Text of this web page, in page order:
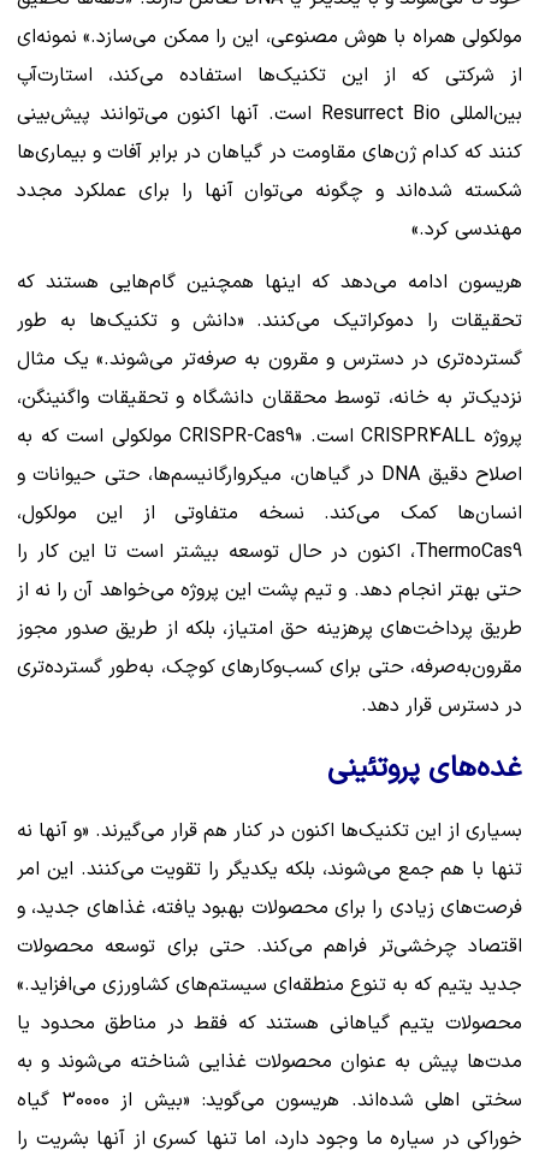
مولکولی همراه با هوش مصنوعی، این را ممکن می‌سازد.» نمونه‌ای
از شرکتی که از این تکنیک‌ها استفاده می‌کند، استارت‌آپ
بین‌المللی Resurrect Bio است. آنها اکنون می‌توانند پیش‌بینی
کنند که کدام ژن‌های مقاومت در گیاهان در برابر آفات و بیماری‌ها
شکسته شده‌اند و چگونه می‌توان آنها را برای عملکرد مجدد
مهندسی کرد.»
هریسون ادامه می‌دهد که اینها همچنین گام‌هایی هستند که
تحقیقات را دموکراتیک می‌کنند. «دانش و تکنیک‌ها به طور
گسترده‌تری در دسترس و مقرون به صرفه‌تر می‌شوند.» یک مثال
نزدیک‌تر به خانه، توسط محققان دانشگاه و تحقیقات واگنینگن،
پروژه CRISPR4ALL است. «CRISPR-Cas9 مولکولی است که به
اصلاح دقیق DNA در گیاهان، میکروارگانیسم‌ها، حتی حیوانات و
انسان‌ها کمک می‌کند. نسخه متفاوتی از این مولکول،
ThermoCas9، اکنون در حال توسعه بیشتر است تا این کار را
حتی بهتر انجام دهد. و تیم پشت این پروژه می‌خواهد آن را نه از
طریق پرداخت‌های پرهزینه حق امتیاز، بلکه از طریق صدور مجوز
مقرون‌به‌صرفه، حتی برای کسب‌وکارهای کوچک، به‌طور گسترده‌تری
در دسترس قرار دهد.
غده‌های پروتئینی
بسیاری از این تکنیک‌ها اکنون در کنار هم قرار می‌گیرند. «و آنها نه
تنها با هم جمع می‌شوند، بلکه یکدیگر را تقویت می‌کنند. این امر
فرصت‌های زیادی را برای محصولات بهبود یافته، غذاهای جدید، و
اقتصاد چرخشی‌تر فراهم می‌کند. حتی برای توسعه محصولات
جدید یتیم که به تنوع منطقه‌ای سیستم‌های کشاورزی می‌افزاید.»
محصولات یتیم گیاهانی هستند که فقط در مناطق محدود یا
مدت‌ها پیش به عنوان محصولات غذایی شناخته می‌شوند و به
سختی اهلی شده‌اند. هریسون می‌گوید: «بیش از 30000 گیاه
خوراکی در سیاره ما وجود دارد، اما تنها کسری از آنها بشریت را